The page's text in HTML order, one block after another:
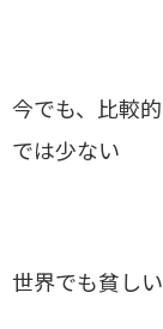
今でも、比較
では少ない
世界でも貧し